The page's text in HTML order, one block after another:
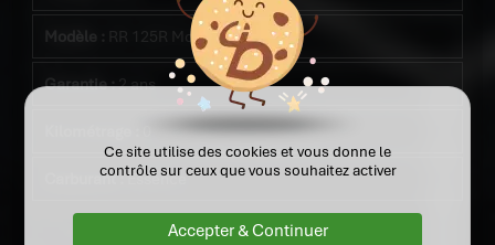
Ce site utilise des cookies et vous donne le
contrôle sur ceux que vous souhaitez activer
Accepter & Continuer
Modèle : RR 125R Motard 4T LC
Garantie :2 ans
Carburant :Essence